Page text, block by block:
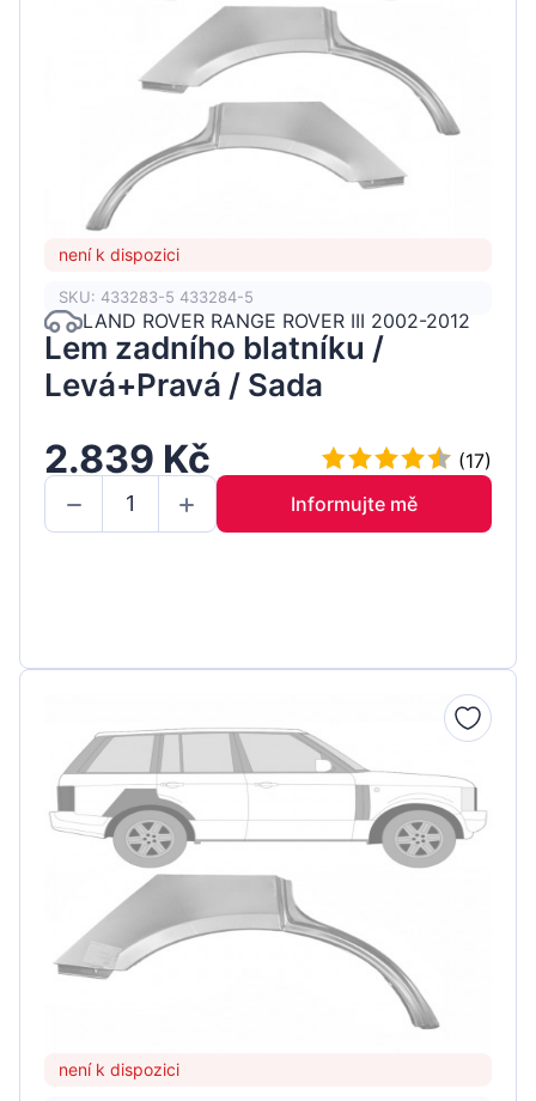
není k dispozici
SKU: 433283-5 433284-5
LAND ROVER RANGE ROVER III 2002-2012
Lem zadního blatníku /
Levá+Pravá / Sada
2.839 Kč
(17)
Informujte mě
není k dispozici